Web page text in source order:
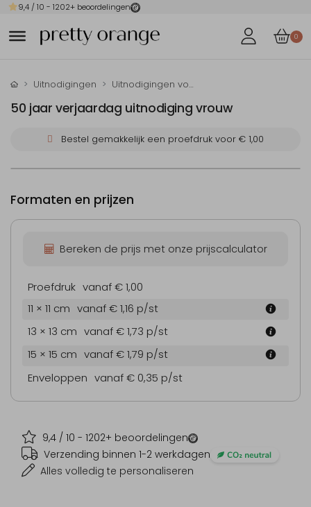
9,4 / 10 - 1202+ beoordelingen
0
Uitnodigingen Uitnodigingen voor je verjaardag
50 jaar verjaardag uitnodiging vrouw
Bestel gemakkelijk een proefdruk voor € 1,00
9,4 / 10 - 1202+ beoordelingen
Verzending binnen 1-2 werkdagen
Alles volledig te personaliseren
Formaten en prijzen
Bereken de prijs met onze prijscalculator
Proefdruk vanaf € 1,00
11 × 11 cm vanaf € 1,16 p/st
13 × 13 cm vanaf € 1,73 p/st
15 × 15 cm vanaf € 1,79 p/st
Enveloppen vanaf € 0,35 p/st